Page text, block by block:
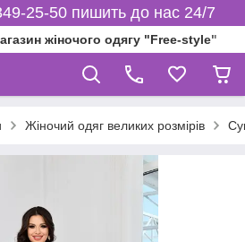
25-50 пишить до нас 24/7
жіночого одягу "Free-style"
Жіночий одяг великих розмірів